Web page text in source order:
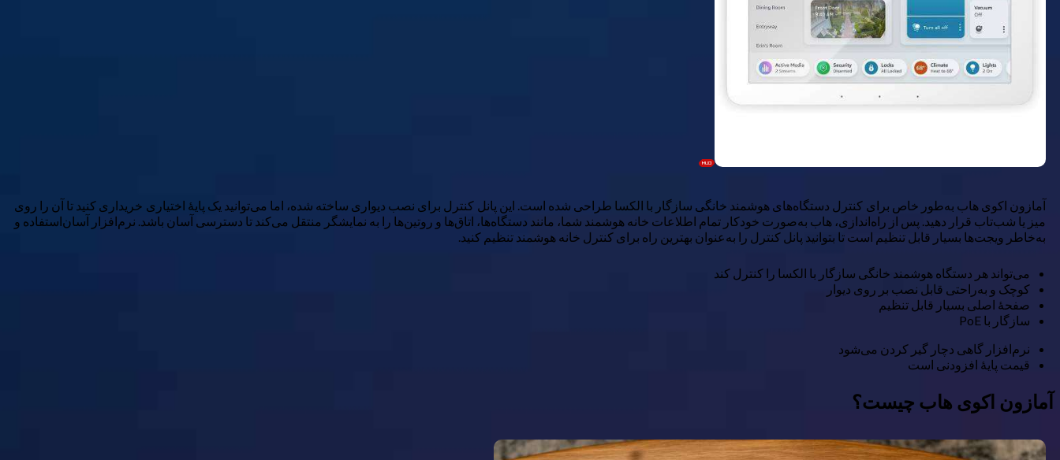
آمازون اکوی هاب به‌طور خاص برای کنترل دستگاه‌های هوشمند خانگی سازگار با الکسا طراحی شده است. این پانل کنترل برای نصب دیواری ساخته شده، اما می‌توانید یک پایهٔ اختیاری خریداری کنید تا آن را روی
میز یا شب‌تاب قرار دهید. پس از راه‌اندازی، هاب به‌صورت خودکار تمام اطلاعات خانه هوشمند شما، مانند دستگاه‌ها، اتاق‌ها و روتین‌ها را به نمایشگر منتقل می‌کند تا دسترسی آسان باشد. نرم‌افزار آسان‌استفاده و
به‌خاطر ویجت‌ها بسیار قابل تنظیم است تا بتوانید پانل کنترل را به‌عنوان بهترین راه برای کنترل خانه هوشمند تنظیم کنید.
می‌تواند هر دستگاه هوشمند خانگی سازگار با الکسا را کنترل کند
کوچک و به‌راحتی قابل نصب بر روی دیوار
صفحهٔ اصلی بسیار قابل تنظیم
سازگار با PoE
نرم‌افزار گاهی دچار گیر کردن می‌شود
قیمت پایهٔ افزودنی است
آمازون اکوی هاب چیست؟